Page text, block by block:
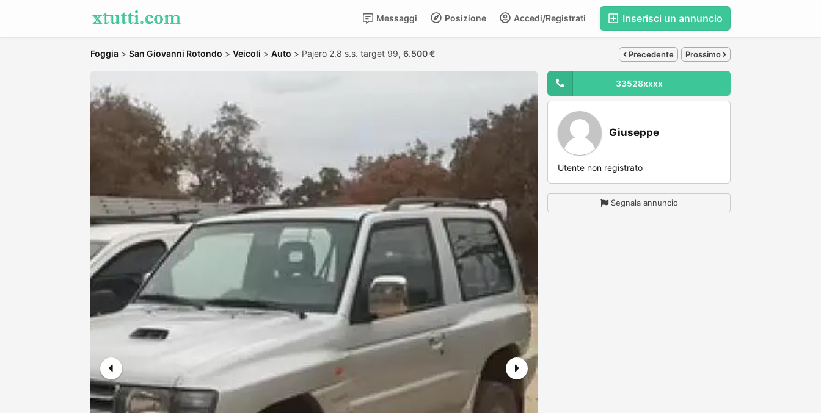
Inserisci un annuncio
Accedi/Registrati
Posizione
Messaggi
Foggia > San Giovanni Rotondo > Veicoli > Auto > Pajero 2.8 s.s. target 99, 6.500 € Precedente Prossimo
33528xxxx
Giuseppe
Utente non registrato
Segnala annuncio